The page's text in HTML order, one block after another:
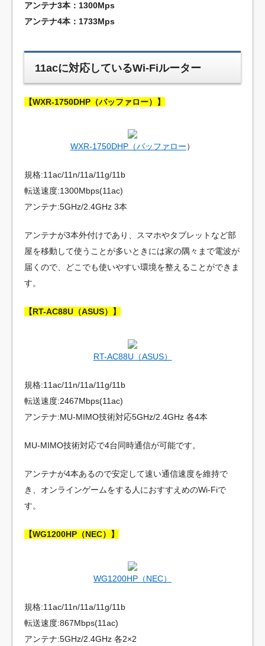
アンテナ3本：1300Mps
アンテナ4本：1733Mps
11acに対応しているWi-Fiルーター
【WXR-1750DHP（バッファロー）】
WXR-1750DHP（バッファロー）
規格:11ac/11n/11a/11g/11b
転送速度:1300Mbps(11ac)
アンテナ:5GHz/2.4GHz 3本
アンテナが3本外付けであり、スマホやタブレットなど部
屋を移動して使うことが多いときには家の隅々まで電波が
届くので、どこでも使いやすい環境を整えることができま
す。
【RT-AC88U（ASUS）】
RT-AC88U（ASUS）
規格:11ac/11n/11a/11g/11b
転送速度:2467Mbps(11ac)
アンテナ:MU-MIMO技術対応5GHz/2.4GHz 各4本
MU-MIMO技術対応で4台同時通信が可能です。
アンテナが4本あるので安定して速い通信速度を維持で
き、オンラインゲームをする人におすすえめのWi-Fiで
す。
【WG1200HP（NEC）】
WG1200HP（NEC）
規格:11ac/11n/11a/11g/11b
転送速度:867Mbps(11ac)
アンテナ:5GHz/2.4GHz 各2×2